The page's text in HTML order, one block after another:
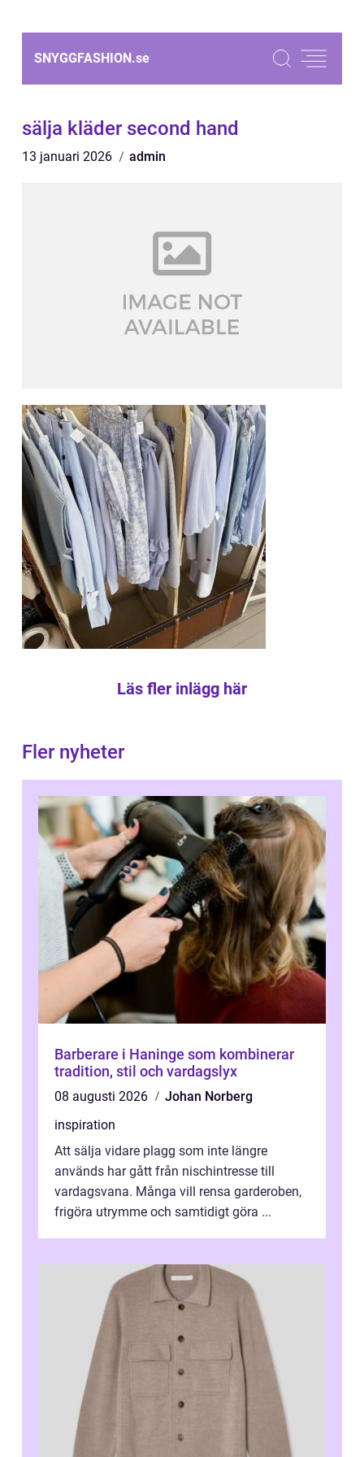
SNYGGFASHION.se
sälja kläder second hand
13 januari 2026 admin
Läs fler inlägg här
Fler nyheter
Barberare i Haninge som kombinerar
tradition, stil och vardagslyx
08 augusti 2026
Johan Norberg
inspiration
Att sälja vidare plagg som inte längre
används har gått från nischintresse till
vardagsvana. Många vill rensa garderoben,
frigöra utrymme och samtidigt göra ...